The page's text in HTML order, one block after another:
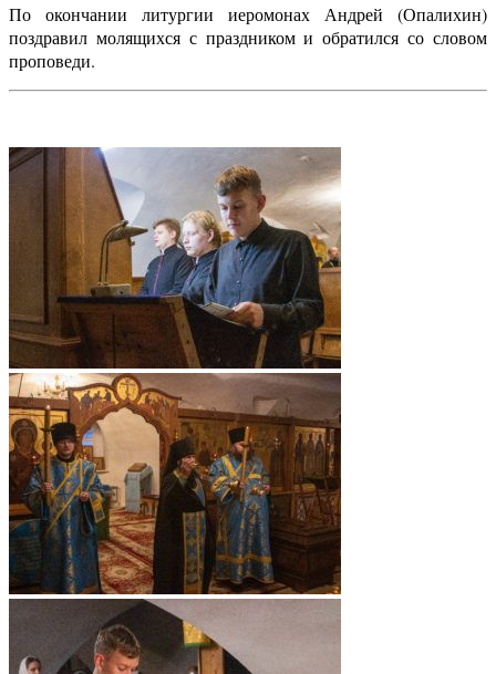
По окончании литургии иеромонах Андрей (Опалихин)
поздравил молящихся с праздником и обратился со словом
проповеди.